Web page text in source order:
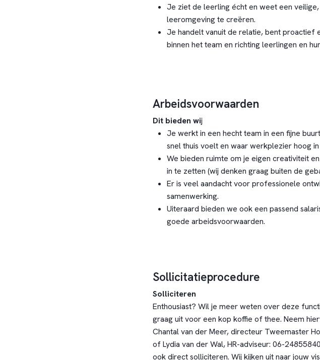
Je ziet de leerling écht en weet een
leeromgeving te creëren.
Je handelt vanuit de relatie, bent proactief
binnen het team en richting leerlingen en
Arbeidsvoorwaarden
Dit bieden wij
Je werkt in een hecht team in een fijne
snel thuis voelt en waar werkplezier hoog
We bieden ruimte om je eigen creativiteit
in te zetten (wij denken graag buiten de
Er is veel aandacht voor professionele
samenwerking.
Uiteraard bieden we ook een passend
goede arbeidsvoorwaarden.
Sollicitatieprocedure
Solliciteren
Enthousiast? Wil je meer weten over deze
graag uit voor een kop koffie of thee. Neem
Chantal van der Meer, directeur Tweemaster
of Lydia van der Wal, HR-adviseur: 06-
ook direct solliciteren. Wij kijken uit naar jouw